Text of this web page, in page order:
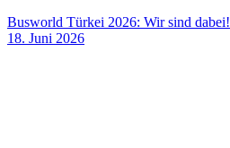
Busworld Türkei 2026: Wir sind dabei!
18. Juni 2026